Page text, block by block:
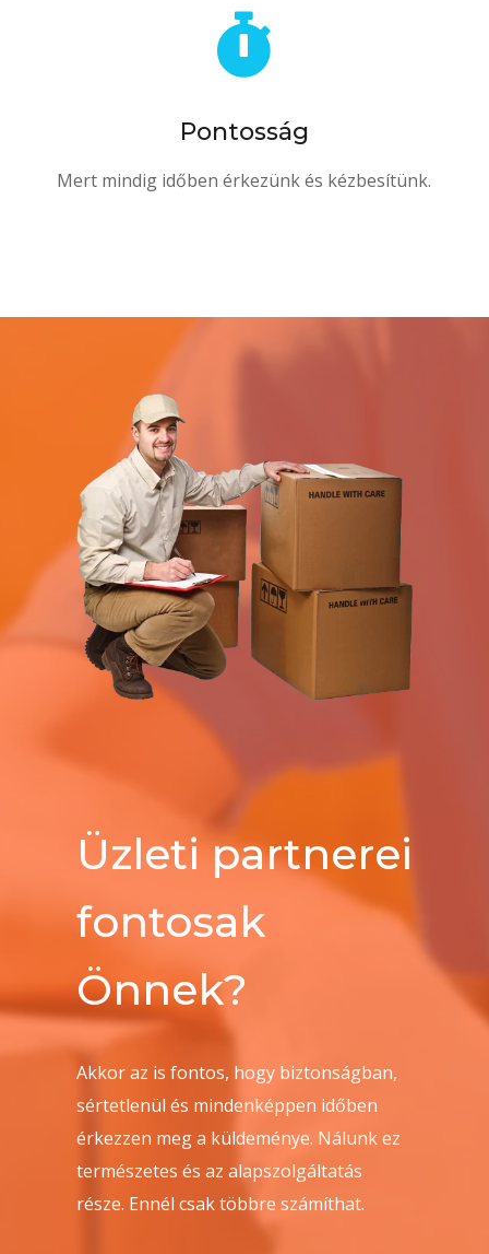

Pontosság
Mert mindig időben érkezünk és kézbesítünk.
Üzleti partnerei
fontosak
Önnek?
Akkor az is fontos, hogy biztonságban,
sértetlenül és mindenképpen időben
érkezzen meg a küldeménye. Nálunk ez
természetes és az alapszolgáltatás
része. Ennél csak többre számíthat.